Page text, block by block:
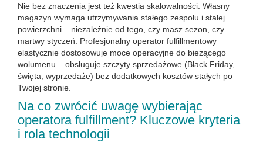
Nie bez znaczenia jest też kwestia skalowalności. Własny
magazyn wymaga utrzymywania stałego zespołu i stałej
powierzchni – niezależnie od tego, czy masz sezon, czy
martwy styczeń. Profesjonalny operator fulfillmentowy
elastycznie dostosowuje moce operacyjne do bieżącego
wolumenu – obsługuje szczyty sprzedażowe (Black Friday,
święta, wyprzedaże) bez dodatkowych kosztów stałych po
Twojej stronie.
Na co zwrócić uwagę wybierając
operatora fulfillment? Kluczowe kryteria
i rola technologii